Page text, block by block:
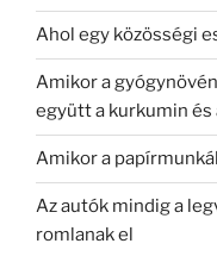
Ahol egy közösségi
Amikor a
együtt a kurkumin és
Amikor a
Az autók mindig a
romlanak el